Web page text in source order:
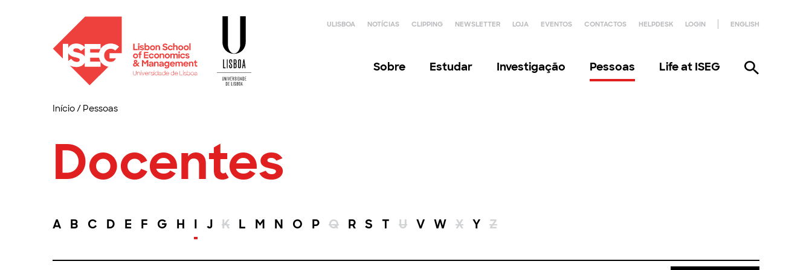
ULISBOA NOTÍCIAS CLIPPING NEWSLETTER LOJA EVENTOS CONTACTOS HELPDESK LOGIN ENGLISH
Sobre Estudar Investigação Pessoas Life at ISEG
Início/ Pessoas
Docentes
A B C D E F G H I J K L M N O P Q R S T U V W X Y Z